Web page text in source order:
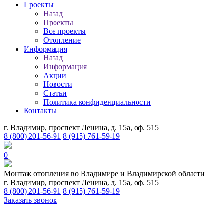
Проекты
Назад
Проекты
Все проекты
Отопление
Информация
Назад
Информация
Акции
Новости
Статьи
Политика конфиденциальности
Контакты
г. Владимир, проспект Ленина, д. 15а, оф. 515
8 (800) 201-56-91 8 (915) 761-59-19
0
Монтаж отопления во Владимире и Владимирской области
г. Владимир, проспект Ленина, д. 15а, оф. 515
8 (800) 201-56-91 8 (915) 761-59-19
Заказать звонок